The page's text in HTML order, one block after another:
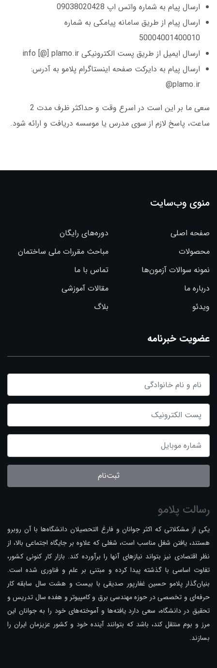
ارسال پیام به شماره واتس اپ 09038020428
ارسال پیام از طریق سامانه پیامکی به شماره
50004001400010
ارسال ایمیل از طریق پست الکترونیکی info [@] plamo.ir
ارسال پیام به دایرکت صفحه اینستاگرام پلامو به آدرس:
plamo.ir@
سعی ما بر این است در اسرع وقت و حداکثر ظرف مدت 2
ساعت، پاسخ لازم از سوی مدرس یا موسسه دریافت و ارائه شود.
منوی وب‌سایت
صفحه اصلی
دوره‌های رایگان
محصولات
مباحث مقررات ملی ساختمان
نمونه سوالات آزمون‌ها
تماس با ما
درباره ما
مقالات آموزشی
ویدئو
بلاگ
عضویت خبرنامه
ثبت‌نام
رسالت پلامو
یکی از مشکلاتی که اکثر جوانان و فارغ التحصیلان دانشگاه‌ها با آن روبرو
هستند، یافتن شغل مناسب است، شغلی که علاوه بر جایگاه اجتماعی بالا، از
نظر اقتصادی نیز بتواند نیازهای آنها را برآورده کند. بازار کار کنونی کشور،
تفاوت اساسی با گذشته پیدا کرده و مبتنی بر علم و فناوری شده است.
بنیان‌گذار پلامو حسین غفارپور صدیقی با بیست و هشت سال سابقه کار
حرفه‌ای و تخصصی در حوزه مهندسی برق و کامپیوتر و هفده سال تدریس و
تحقیق در دانشگاه، سعی دارد یافته‌ها و آموخته‌های خود را به جوانان این
مرز و بوم منتقل کند، باشد که بتوانند آینده خود و کشور عزیزمان ایران را
بسازند.